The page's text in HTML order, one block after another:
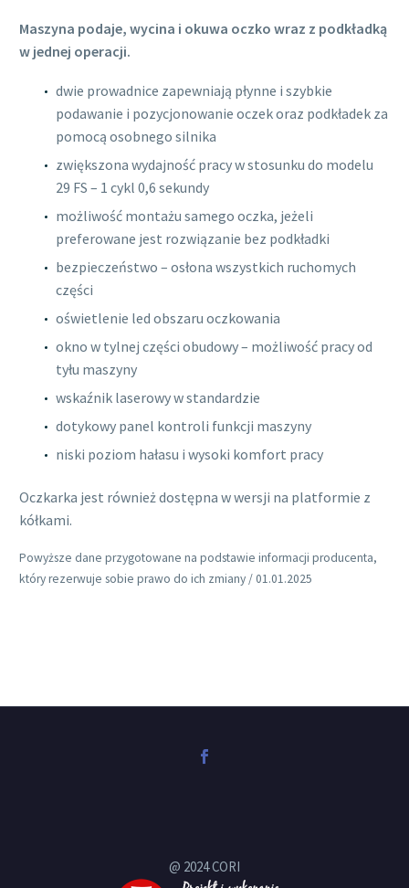
Maszyna podaje, wycina i okuwa oczko wraz z podkładką
w jednej operacji.
dwie prowadnice zapewniają płynne i szybkie
podawanie i pozycjonowanie oczek oraz podkładek za
pomocą osobnego silnika
zwiększona wydajność pracy w stosunku do modelu
29 FS – 1 cykl 0,6 sekundy
możliwość montażu samego oczka, jeżeli
preferowane jest rozwiązanie bez podkładki
bezpieczeństwo – osłona wszystkich ruchomych
części
oświetlenie led obszaru oczkowania
okno w tylnej części obudowy – możliwość pracy od
tyłu maszyny
wskaźnik laserowy w standardzie
dotykowy panel kontroli funkcji maszyny
niski poziom hałasu i wysoki komfort pracy
Oczkarka jest również dostępna w wersji na platformie z
kółkami.
Powyższe dane przygotowane na podstawie informacji producenta,
który rezerwuje sobie prawo do ich zmiany / 01.01.2025
@ 2024 CORI